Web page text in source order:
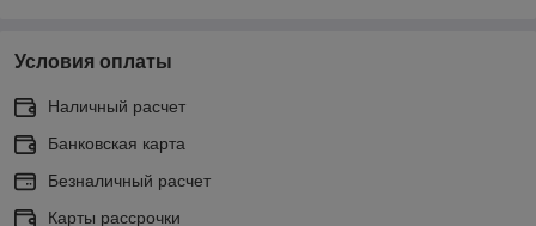
Условия оплаты
Наличный расчет
Банковская карта
Безналичный расчет
Карты рассрочки